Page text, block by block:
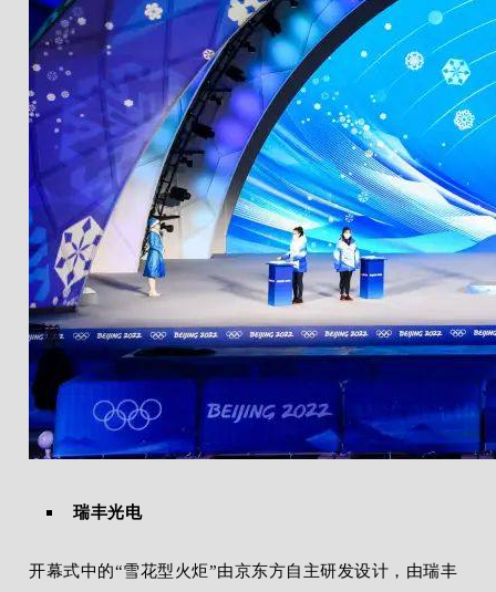
瑞丰光电
开幕式中的“雪花型火炬”由京东方自主研发设计，由瑞丰